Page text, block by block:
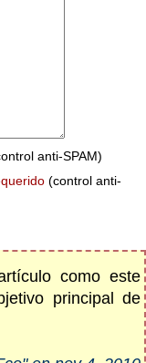
anti-SPAM)
(control anti-
como este
principal de